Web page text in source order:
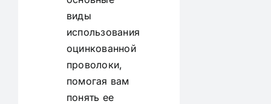
виды
использования
оцинкованной
проволоки,
помогая вам
понять ее